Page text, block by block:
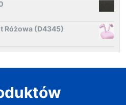
Różowa (D4345)